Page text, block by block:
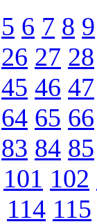
5 6 7 8 9
26 27 28
45 46 47
64 65 66
83 84 85
101 102
114 115